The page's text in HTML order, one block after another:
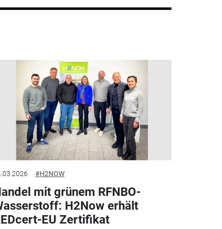
#H2NOW
mit grünem RFNBO-
H2Now erhält
EU Zertifikat